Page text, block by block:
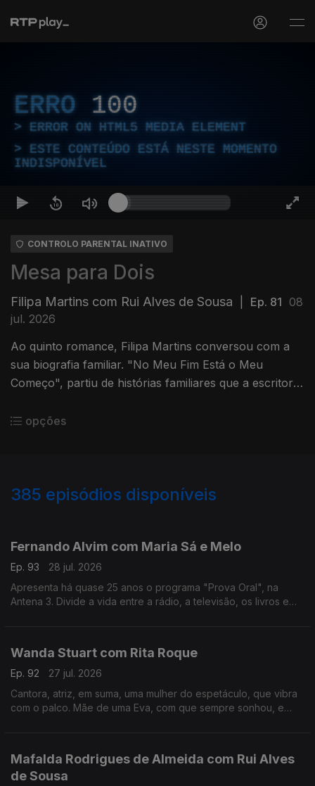
ERRO 100
ERROR ON HTML5 MEDIA ELEMENT
ESTE CONTEÚDO ESTÁ NESTE MOMENTO
INDISPONÍVEL
CONTROLO PARENTAL INATIVO
Mesa para Dois
Filipa Martins com Rui Alves de Sousa Ep. 81 08
jul. 2026
Ao quinto romance, Filipa Martins conversou com a
sua biografia familiar. "No Meu Fim Está o Meu
Começo", partiu de histórias familiares que a escritora
opções
385 episódios disponíveis
Fernando Alvim com Maria Sá e Melo
Ep. 93
28 jul. 2026
Apresenta há quase 25 anos o programa "Prova Oral", na
Antena 3. Divide a vida entre a rádio, a televisão, os livros e
Wanda Stuart com Rita Roque
Ep. 92
27 jul. 2026
Cantora, atriz, em suma, uma mulher do espetáculo, que vibra
com o palco. Mãe de uma Eva, com que sempre sonhou, e
Mafalda Rodrigues de Almeida com Rui Alves
de Sousa